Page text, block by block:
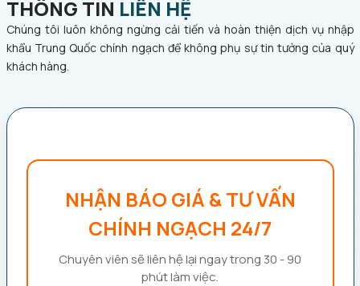
THÔNG TIN LIÊN HỆ
Chúng tôi luôn không ngừng cải tiến và hoàn thiện dịch vụ nhập
khẩu Trung Quốc chính ngạch để không phụ sự tin tưởng của quý
khách hàng.
NHẬN BÁO GIÁ & TƯ VẤN
CHÍNH NGẠCH 24/7
Chuyên viên sẽ liên hệ lại ngay trong 30 - 90
phút làm việc.